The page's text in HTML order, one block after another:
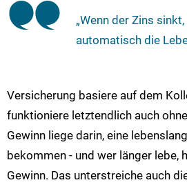
„Wenn der Zins
automatisch die
Versicherung basiere auf dem
funktioniere letztendlich auch
Gewinn liege darin, eine
bekommen - und wer länger lebe,
Gewinn. Das unterstreiche auch